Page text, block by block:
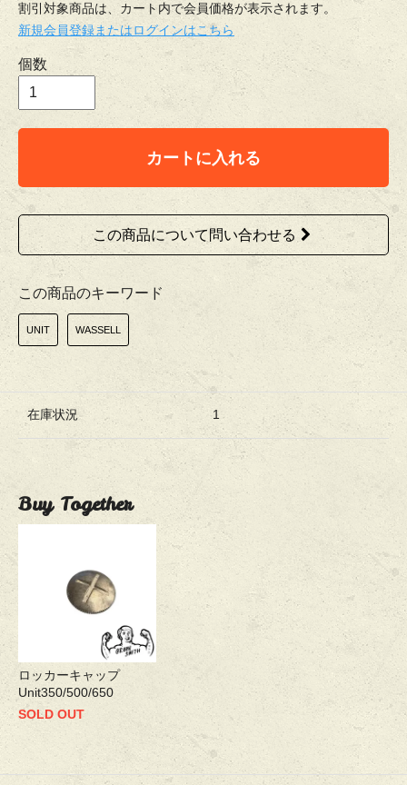
割引対象商品は、カート内で会員価格が表示されます。
新規会員登録またはログインはこちら
個数
カートに入れる
この商品について問い合わせる
この商品のキーワード
UNIT WASSELL
在庫状況 1
Buy Together
ロッカーキャップ
Unit350/500/650
SOLD OUT